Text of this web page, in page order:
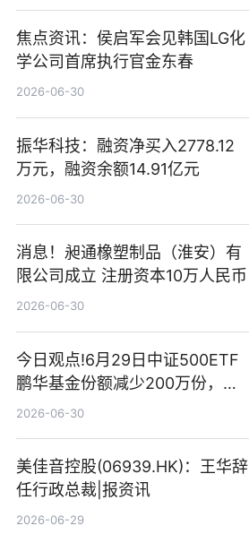
焦点资讯：侯启军会见韩国LG化
学公司首席执行官金东春
2026-06-30
振华科技：融资净买入2778.12
万元，融资余额14.91亿元
2026-06-30
消息！昶通橡塑制品（淮安）有
限公司成立 注册资本10万人民币
2026-06-30
今日观点!6月29日中证500ETF
鹏华基金份额减少200万份，重
仓股亨通光电、赤峰黄金、佰维
2026-06-30
美佳音控股(06939.HK)：王华辞
任行政总裁|报资讯
2026-06-29